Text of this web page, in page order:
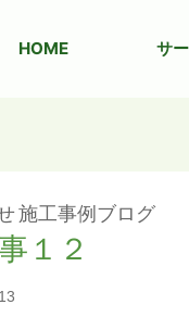
HOME サ
施工事例ブログ
１２